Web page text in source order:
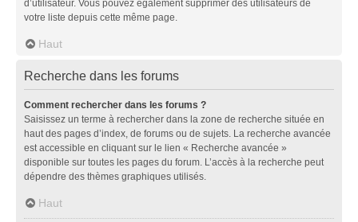
d’utilisateur. Vous pouvez également supprimer des utilisateurs de
votre liste depuis cette même page.
Haut
Recherche dans les forums
Comment rechercher dans les forums ?
Saisissez un terme à rechercher dans la zone de recherche située en
haut des pages d’index, de forums ou de sujets. La recherche avancée
est accessible en cliquant sur le lien « Recherche avancée »
disponible sur toutes les pages du forum. L’accès à la recherche peut
dépendre des thèmes graphiques utilisés.
Haut